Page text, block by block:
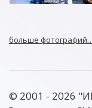
больше
© 2001 - 2026